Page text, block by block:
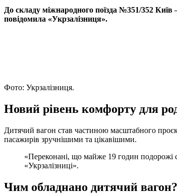
Link
Print
До складу міжнародного поїзда №351/352
повідомила «Укрзалізниця».
Фото: Укрзалізниця.
Новий рівень комфорту для
Дитячий вагон став частиною масштабного
пасажирів зручнішими та цікавішими.
«Переконані, що майже 19 годин
«Укрзалізниці».
Чим обладнано дитячий вагон?